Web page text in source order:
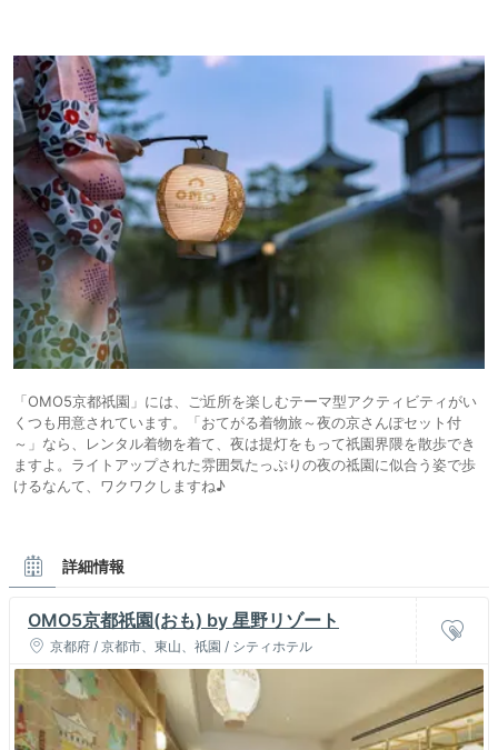
「OMO5京都祇園」には、ご近所を楽しむテーマ型アクティビティがい
くつも用意されています。「おてがる着物旅～夜の京さんぽセット付
～」なら、レンタル着物を着て、夜は提灯をもって祇園界隈を散歩でき
ますよ。ライトアップされた雰囲気たっぷりの夜の祗園に似合う姿で歩
けるなんて、ワクワクしますね♪
詳細情報
OMO5京都祇園(おも) by 星野リゾート
京都府 / 京都市、東山、祇園 / シティホテル